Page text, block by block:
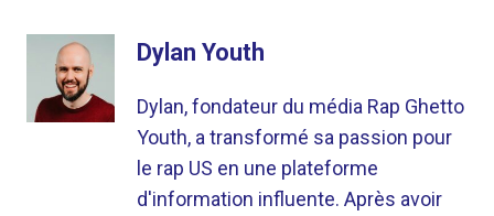
Dylan Youth
Dylan, fondateur du média Rap Ghetto
Youth, a transformé sa passion pour
le rap US en une plateforme
d'information influente. Après avoir